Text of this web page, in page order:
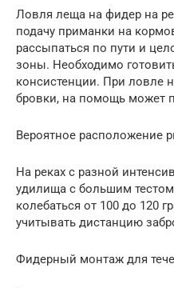
Ловля леща на фидер на
подачу приманки на
рассыпаться по пути и
зоны. Необходимо
консистенции. При ловле
бровки, на помощь может
Вероятное расположение
На реках с разной
удилища с большим
колебаться от 100 до 120
учитывать дистанцию
Фидерный монтаж для